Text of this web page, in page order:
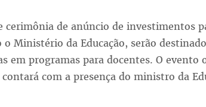
cerimônia de anúncio de investimentos
o Ministério da Educação, serão
em programas para docentes. O evento
com a presença do ministro da